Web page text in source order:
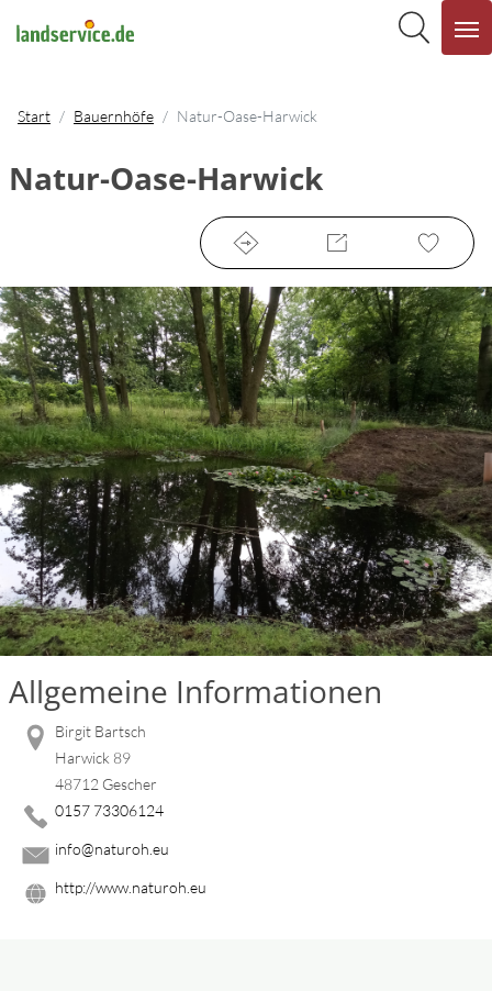
Start Bauernhöfe Natur-Oase-Harwick
Natur-Oase-Harwick
Allgemeine Informationen
Birgit Bartsch
Harwick 89
48712 Gescher
0157 73306124
info@naturoh.eu
http://www.naturoh.eu